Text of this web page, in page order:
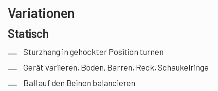
Variationen
Statisch
Sturzhang in gehockter Position turnen
Gerät variieren, Boden, Barren, Reck, Schaukelringe
Ball auf den Beinen balancieren